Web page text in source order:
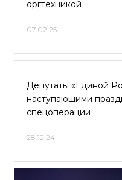
оргтехникой
07.02.25
Депутаты «Единой
наступающими
спецоперации
28.12.24